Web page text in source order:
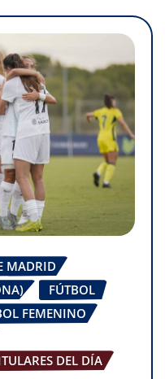
MADRID
FÚTBOL
FEMENINO
DEL DÍA